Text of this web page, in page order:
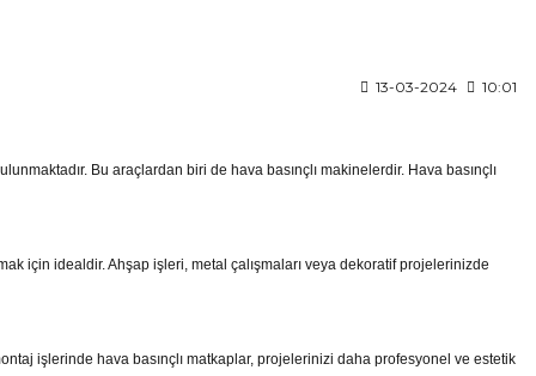
13-03-2024 10:01
Bu araçlardan biri de hava basınçlı makinelerdir. Hava basınçlı
için idealdir. Ahşap işleri, metal çalışmaları veya dekoratif projelerinizde
işlerinde hava basınçlı matkaplar, projelerinizi daha profesyonel ve estetik